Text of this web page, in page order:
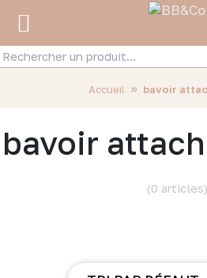
Accueil » bavoir
bavoir
(0 articles)